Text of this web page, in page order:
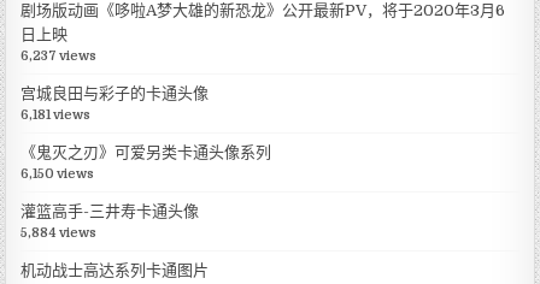
剧场版动画《哆啦A梦大雄的新恐龙》公开最新PV，将于2020年3月6
日上映
6,237 views
宫城良田与彩子的卡通头像
6,181 views
《鬼灭之刃》可爱另类卡通头像系列
6,150 views
灌篮高手-三井寿卡通头像
5,884 views
机动战士高达系列卡通图片